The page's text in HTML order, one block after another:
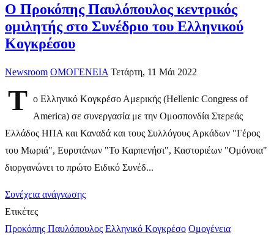
Ο Προκόπης Παυλόπουλος κεντρικός
ομιλητής στο Συνέδριο του Ελληνικού
Κογκρέσου
Newsroom ΟΜΟΓΕΝΕΙΑ Τετάρτη, 11 Μάι 2022
T o Ελληνικό Κογκρέσο Αμερικής (Hellenic Congress of
America) σε συνεργασία με την Ομοσπονδία Στερεάς
Ελλάδος ΗΠΑ και Καναδά και τους Συλλόγους Αρκάδων "Γέρος
του Μωριά", Ευρυτάνων "Το Καρπενήσι", Καστοριέων "Ομόνοια"
διοργανώνει το πρώτο Ειδικό Συνέδ...
Συνέχεια ανάγνωσης
Ετικέτες
Προκόπης Παυλόπουλος Ελληνικό Κογκρέσο Ομογένεια